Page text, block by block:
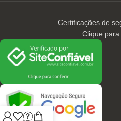
Certificações de
Clique